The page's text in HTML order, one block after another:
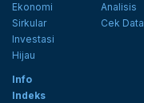
Ekonomi
Sirkular
Investasi
Hijau
Analisis
Cek Data
Info
Indeks